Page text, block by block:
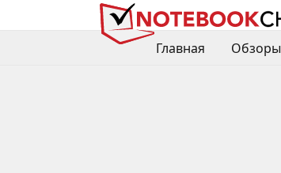
Главная
Обзоры